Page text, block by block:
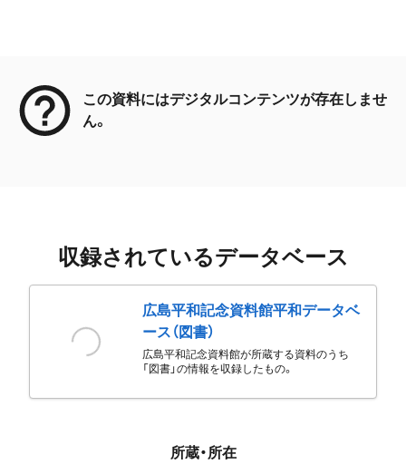
この資料にはデジタルコンテンツが存在しませ
ん。
収録されているデータベース
広島平和記念資料館平和データベ
ース（図書）
広島平和記念資料館が所蔵する資料のうち
「図書」の情報を収録したもの。
所蔵・所在